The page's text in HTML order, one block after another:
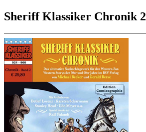
Sheriff Klassiker Chronik 2